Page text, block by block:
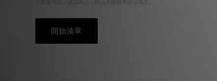
※數量有限，送完為止，贈品依購物車顯示為主。
開始湊單